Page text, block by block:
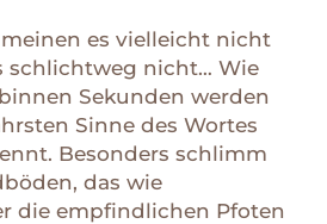
es vielleicht nicht
schlichtweg nicht… Wie
Sekunden werden
Sinne des Wortes
Besonders schlimm
das wie
die empfindlichen Pfoten